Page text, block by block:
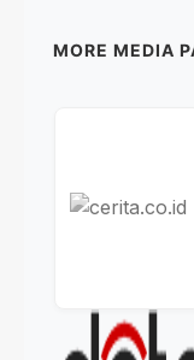
MORE MEDIA